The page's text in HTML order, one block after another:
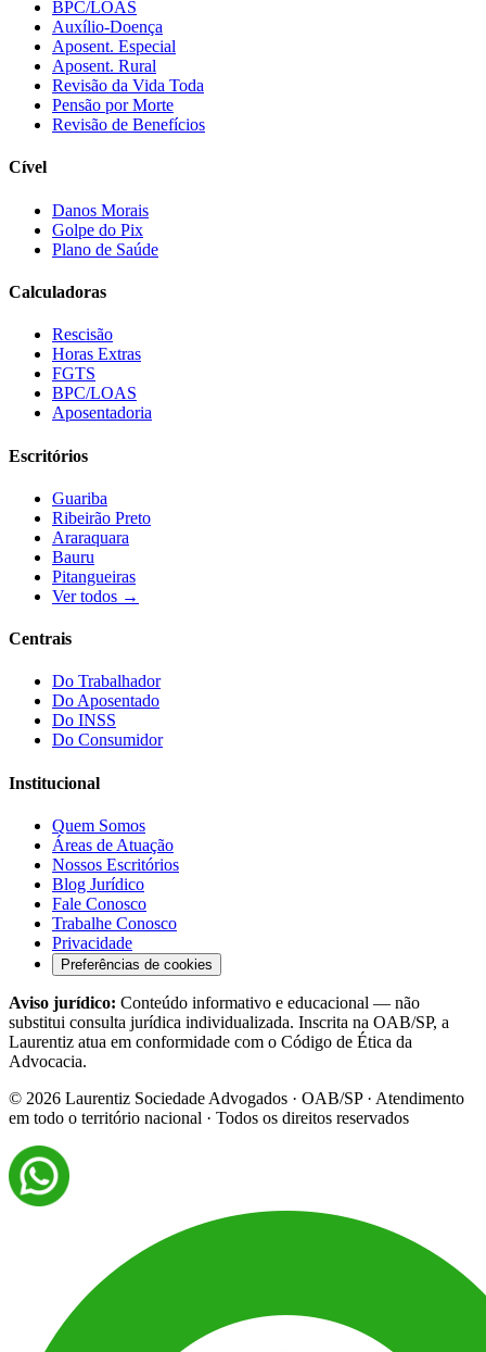
BPC/LOAS
Auxílio-Doença
Aposent. Especial
Aposent. Rural
Revisão da Vida Toda
Pensão por Morte
Revisão de Benefícios
Cível
Danos Morais
Golpe do Pix
Plano de Saúde
Calculadoras
Rescisão
Horas Extras
FGTS
BPC/LOAS
Aposentadoria
Escritórios
Guariba
Ribeirão Preto
Araraquara
Bauru
Pitangueiras
Ver todos →
Centrais
Do Trabalhador
Do Aposentado
Do INSS
Do Consumidor
Institucional
Quem Somos
Áreas de Atuação
Nossos Escritórios
Blog Jurídico
Fale Conosco
Trabalhe Conosco
Privacidade
Preferências de cookies
Aviso jurídico: Conteúdo informativo e educacional — não
substitui consulta jurídica individualizada. Inscrita na OAB/SP, a
Laurentiz atua em conformidade com o Código de Ética da
Advocacia.
© 2026 Laurentiz Sociedade Advogados · OAB/SP · Atendimento
em todo o território nacional · Todos os direitos reservados